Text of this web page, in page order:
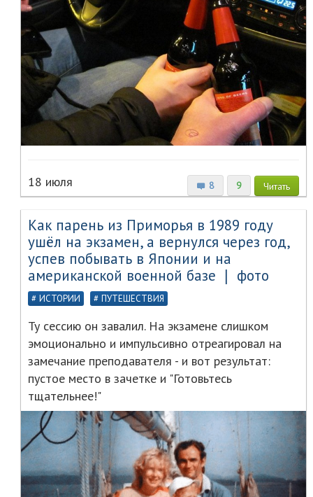
8 9 Читать
18 июля
Как парень из Приморья в 1989 году
ушёл на экзамен, а вернулся через год,
успев побывать в Японии и на
американской военной базе ❘ фото
ИСТОРИИ ПУТЕШЕСТВИЯ
Ту сессию он завалил. На экзамене слишком
эмоционально и импульсивно отреагировал на
замечание преподавателя - и вот результат:
пустое место в зачетке и "Готовьтесь
тщательнее!"